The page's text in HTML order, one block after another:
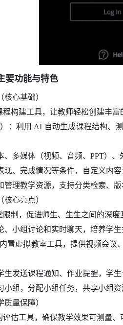
要功能与特色
心基础）
程构建工具，让教师轻松创建丰富
：利用 AI 自动生成课程结构、
、多媒体（视频、音频、PPT）
现、完成情况等条件，自定义内
管理教学资源，支持分类检索、
心亮点）
限制，促进师生、生生之间的深度
、小组讨论和实时聊天，培养学
内置虚拟教室工具，提供视频会
生发送课程通知、作业提醒，学
小组，分配小组任务，共享小组
量保障）
评估工具，确保教学效果可测量、